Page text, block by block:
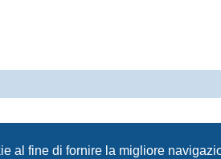
al fine di fornire la migliore